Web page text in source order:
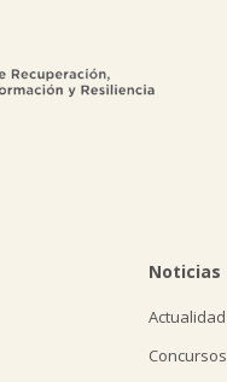
Noticias
Actualidad
Concursos